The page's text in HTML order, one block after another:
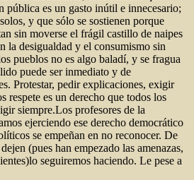
pública es un gasto inútil e innecesario;
y que sólo se sostienen porque
sin moverse el frágil castillo de naipes
la desigualdad y el consumismo sin
pueblos no es algo baladí, y se fragua
puede ser inmediato y de
Protestar, pedir explicaciones, exigir
respete es un derecho que todos los
siempre.Los profesores de la
ejerciendo ese derecho democrático
se empeñan en no reconocer. De
(pues han empezado las amenazas,
seguiremos haciendo. Le pese a